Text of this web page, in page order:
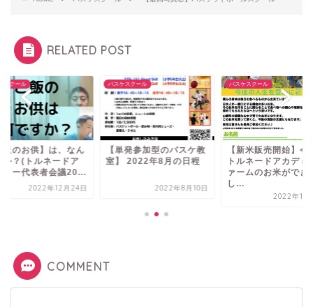
RELATED POST
スクール
飯のお供】は、なん
か？(トルネードア
ミー代表者会議20...
2022年12月24日
バスケスクール
【単発参加型のバスケ教
室】 2022年8月の日程
2022年8月10日
バスケスクール
【新米販売開始】今
トルネードアカデミ
ァームのお米ができ
し...
2022年11
COMMENT